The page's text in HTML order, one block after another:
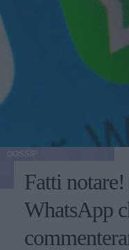
Fatti
WhatsApp